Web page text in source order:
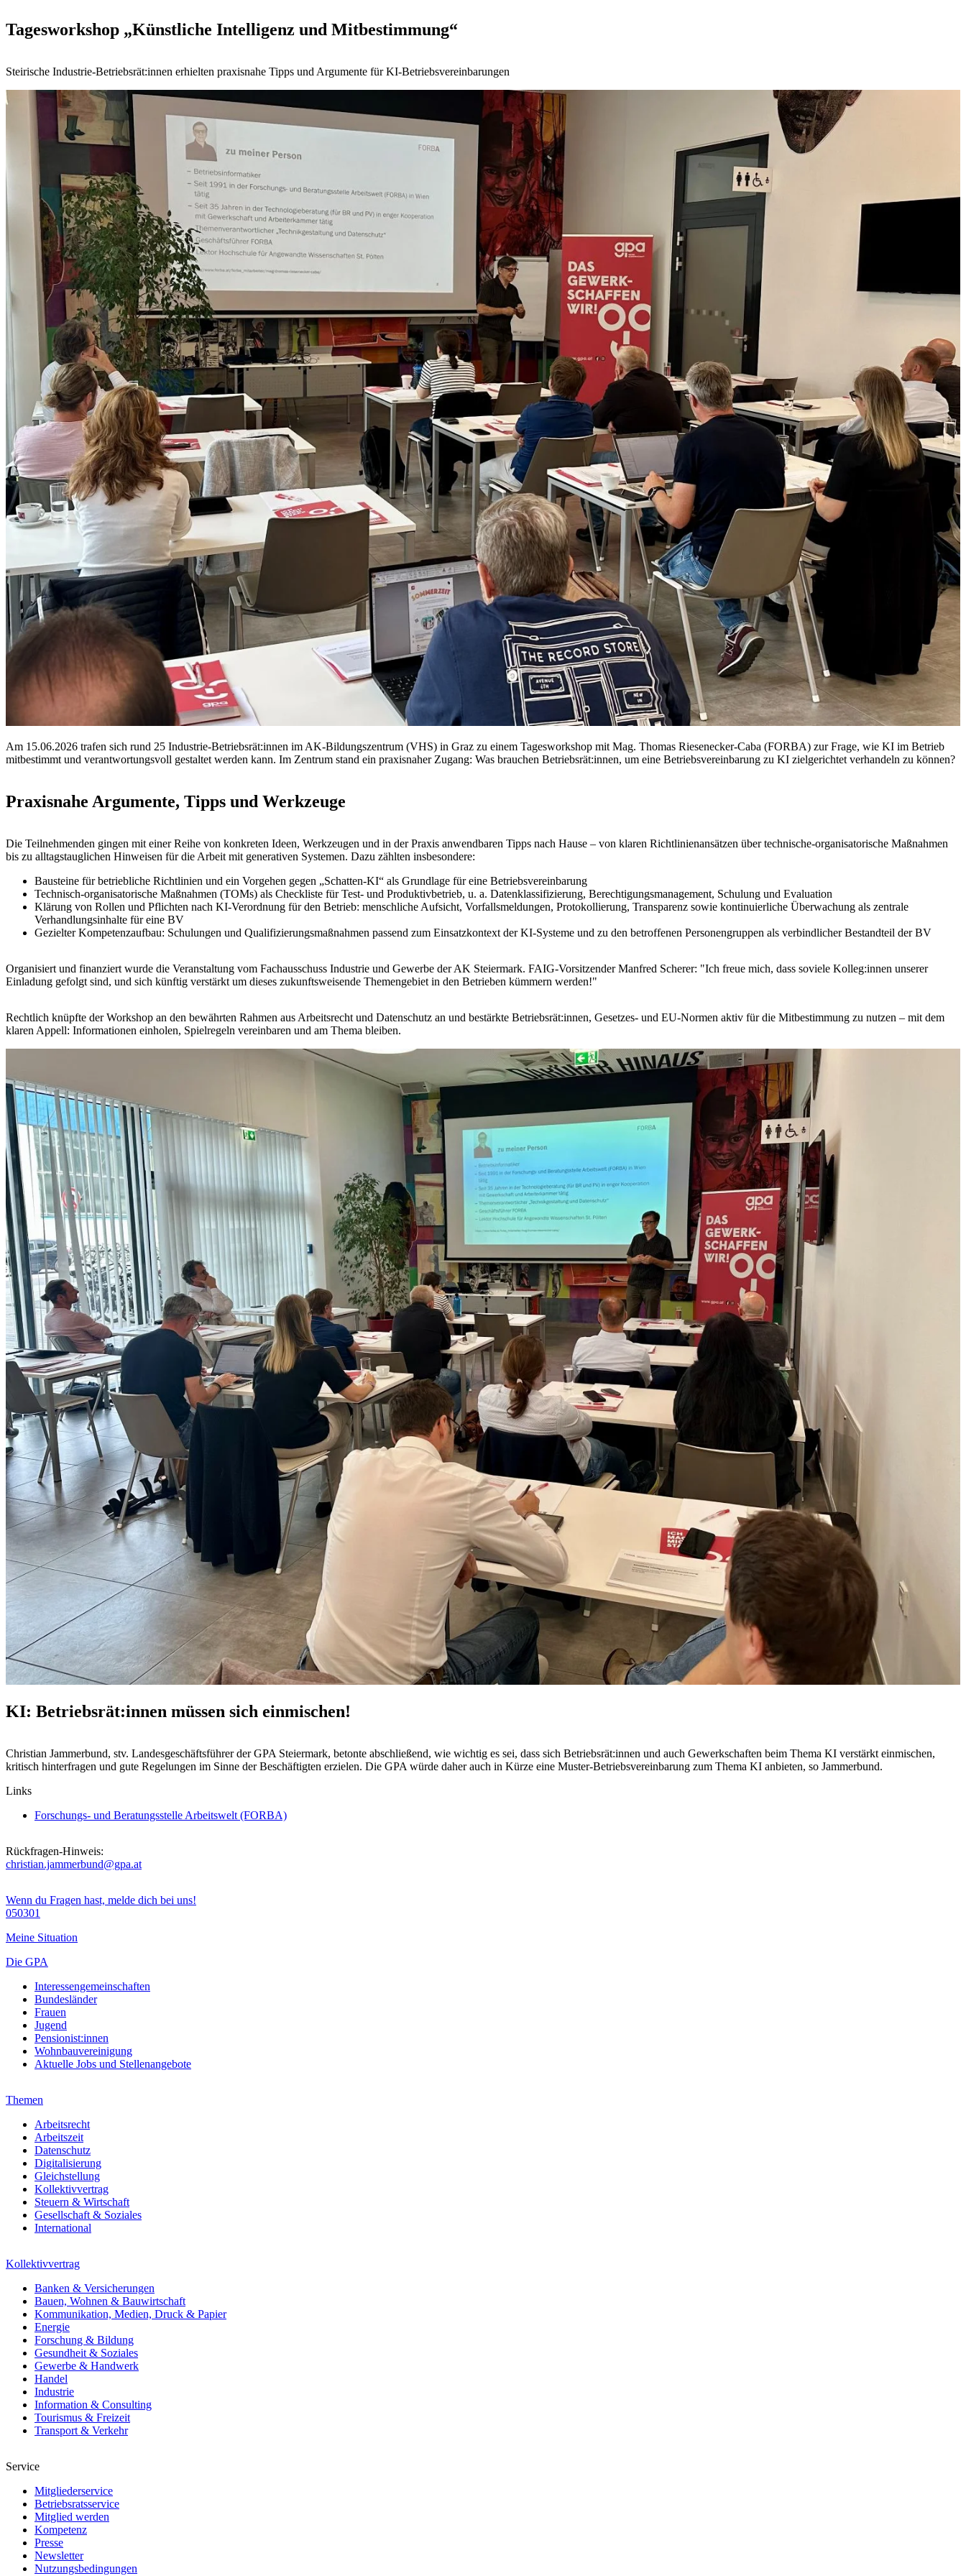
Tagesworkshop „Künstliche Intelligenz und Mitbestimmung“
Steirische Industrie-Betriebsrät:innen erhielten praxisnahe Tipps und Argumente für KI-Betriebsvereinbarungen
Am 15.06.2026 trafen sich rund 25 Industrie-Betriebsrät:innen im AK-Bildungszentrum (VHS) in Graz zu einem Tagesworkshop mit Mag. Thomas Riesenecker-Caba (FORBA) zur Frage, wie KI im Betrieb
mitbestimmt und verantwortungsvoll gestaltet werden kann. Im Zentrum stand ein praxisnaher Zugang: Was brauchen Betriebsrät:innen, um eine Betriebsvereinbarung zu KI zielgerichtet verhandeln zu können?
Praxisnahe Argumente, Tipps und Werkzeuge
Die Teilnehmenden gingen mit einer Reihe von konkreten Ideen, Werkzeugen und in der Praxis anwendbaren Tipps nach Hause – von klaren Richtlinienansätzen über technische-organisatorische Maßnahmen
bis zu alltagstauglichen Hinweisen für die Arbeit mit generativen Systemen. Dazu zählten insbesondere:
Bausteine für betriebliche Richtlinien und ein Vorgehen gegen „Schatten-KI“ als Grundlage für eine Betriebsvereinbarung
Technisch-organisatorische Maßnahmen (TOMs) als Checkliste für Test- und Produktivbetrieb, u. a. Datenklassifizierung, Berechtigungsmanagement, Schulung und Evaluation
Klärung von Rollen und Pflichten nach KI-Verordnung für den Betrieb: menschliche Aufsicht, Vorfallsmeldungen, Protokollierung, Transparenz sowie kontinuierliche Überwachung als zentrale
Verhandlungsinhalte für eine BV
Gezielter Kompetenzaufbau: Schulungen und Qualifizierungsmaßnahmen passend zum Einsatzkontext der KI-Systeme und zu den betroffenen Personengruppen als verbindlicher Bestandteil der BV
Organisiert und finanziert wurde die Veranstaltung vom Fachausschuss Industrie und Gewerbe der AK Steiermark. FAIG-Vorsitzender Manfred Scherer: "Ich freue mich, dass soviele Kolleg:innen unserer
Einladung gefolgt sind, und sich künftig verstärkt um dieses zukunftsweisende Themengebiet in den Betrieben kümmern werden!"
Rechtlich knüpfte der Workshop an den bewährten Rahmen aus Arbeitsrecht und Datenschutz an und bestärkte Betriebsrät:innen, Gesetzes- und EU-Normen aktiv für die Mitbestimmung zu nutzen – mit dem
klaren Appell: Informationen einholen, Spielregeln vereinbaren und am Thema bleiben.
KI: Betriebsrät:innen müssen sich einmischen!
Christian Jammerbund, stv. Landesgeschäftsführer der GPA Steiermark, betonte abschließend, wie wichtig es sei, dass sich Betriebsrät:innen und auch Gewerkschaften beim Thema KI verstärkt einmischen,
kritisch hinterfragen und gute Regelungen im Sinne der Beschäftigten erzielen. Die GPA würde daher auch in Kürze eine Muster-Betriebsvereinbarung zum Thema KI anbieten, so Jammerbund.
Links
Forschungs- und Beratungsstelle Arbeitswelt (FORBA)
Rückfragen-Hinweis:
christian.jammerbund@gpa.at
Wenn du Fragen hast, melde dich bei uns!
050301
Meine Situation
Die GPA
Interessengemeinschaften
Bundesländer
Frauen
Jugend
Pensionist:innen
Wohnbauvereinigung
Aktuelle Jobs und Stellenangebote
Themen
Arbeitsrecht
Arbeitszeit
Datenschutz
Digitalisierung
Gleichstellung
Kollektivvertrag
Steuern & Wirtschaft
Gesellschaft & Soziales
International
Kollektivvertrag
Banken & Versicherungen
Bauen, Wohnen & Bauwirtschaft
Kommunikation, Medien, Druck & Papier
Energie
Forschung & Bildung
Gesundheit & Soziales
Gewerbe & Handwerk
Handel
Industrie
Information & Consulting
Tourismus & Freizeit
Transport & Verkehr
Service
Mitgliederservice
Betriebsratsservice
Mitglied werden
Kompetenz
Presse
Newsletter
Nutzungsbedingungen